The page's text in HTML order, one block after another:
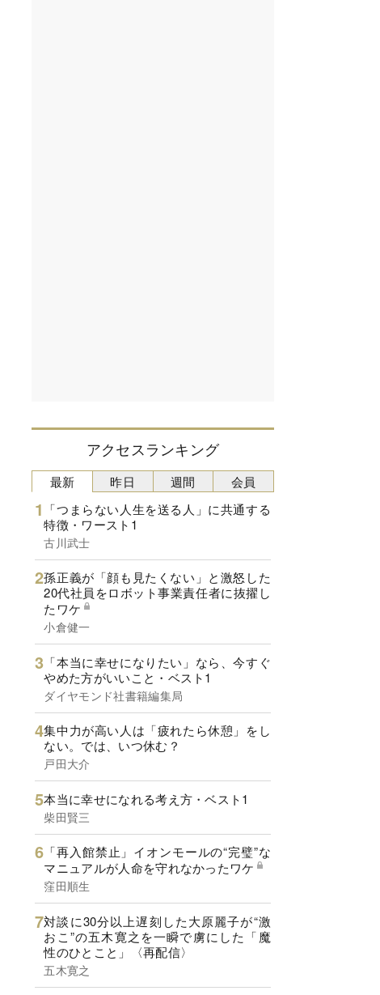
アクセスランキング
最新
「つまらない人生を送る人」に共通する
特徴・ワースト1
古川武士
孫正義が「顔も見たくない」と激怒した
20代社員をロボット事業責任者に抜擢し
たワケ
小倉健一
「本当に幸せになりたい」なら、今すぐ
やめた方がいいこと・ベスト1
ダイヤモンド社書籍編集局
集中力が高い人は「疲れたら休憩」をし
ない。では、いつ休む？
戸田大介
本当に幸せになれる考え方・ベスト1
柴田賢三
「再入館禁止」イオンモールの“完璧”な
マニュアルが人命を守れなかったワケ
窪田順生
対談に30分以上遅刻した大原麗子が“激
おこ”の五木寛之を一瞬で虜にした「魔
性のひとこと」〈再配信〉
五木寛之
昨日 週間 会員